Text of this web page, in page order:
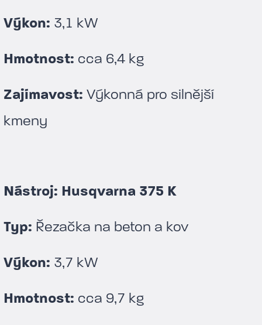
Výkon: 3,1 kW
Hmotnost: cca 6,4 kg
Zajímavost: Výkonná pro silnější
kmeny
Nástroj: Husqvarna 375 K
Typ: Řezačka na beton a kov
Výkon: 3,7 kW
Hmotnost: cca 9,7 kg